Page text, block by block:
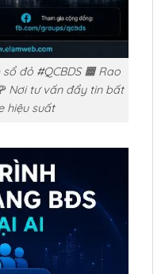
đỏ #QCBDS 🟧 Rao
Nơi tư vấn đẩy tin bất
hiệu suất